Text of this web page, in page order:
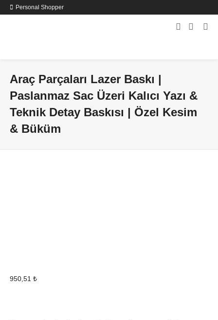
Personal Shopper
Araç Parçaları Lazer Baskı |
Paslanmaz Sac Üzeri Kalıcı Yazı &
Teknik Detay Baskısı | Özel Kesim
& Büküm
950,51 ₺